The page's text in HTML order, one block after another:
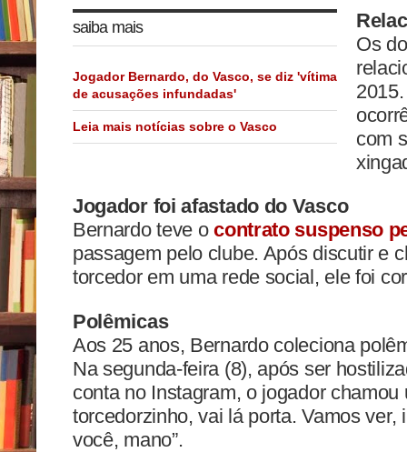
saiba mais
Jogador Bernardo, do Vasco, se diz 'vítima
de acusações infundadas'
Leia mais notícias sobre o Vasco
Os
com
Jogador foi afastado do Vasco
Bernardo teve ocontrato suspenso
passagem pelo clube. Após discutir e
torcedor em uma rede social, ele foi
Polêmicas
Aos 25 anos, Bernardo coleciona
Na segunda-feira (8), após ser
conta no Instagram, o jogador chamou
torcedorzinho, vai lá porta. Vamos
você, mano”.